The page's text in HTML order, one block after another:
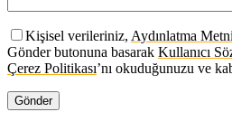
Kişisel verileriniz, Aydınlatma Metni
Gönder butonuna basarak Kullanıcı
Çerez Politikası’nı okuduğunuzu ve